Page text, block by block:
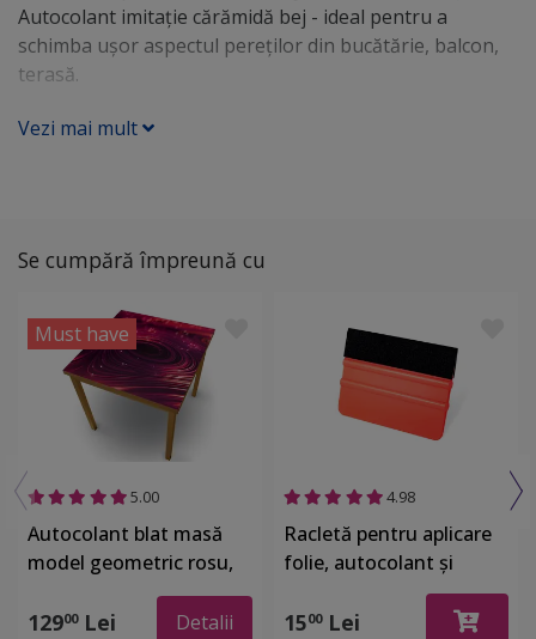
Autocolant imitaţie cărămidă bej - ideal pentru a
schimba uşor aspectul pereţilor din bucătărie, balcon,
terasă.
Vezi mai mult
Se cumpără împreună cu
Must have
5.00
Autocolant blat masă
model geometric rosu,
100 x 100 cm, racletă
inclusă
12900Lei Detalii
4.98
Racletă pentru aplicare
folie, autocolant şi
stickere, din plastic cu o
latură cu pâslă
1500Lei